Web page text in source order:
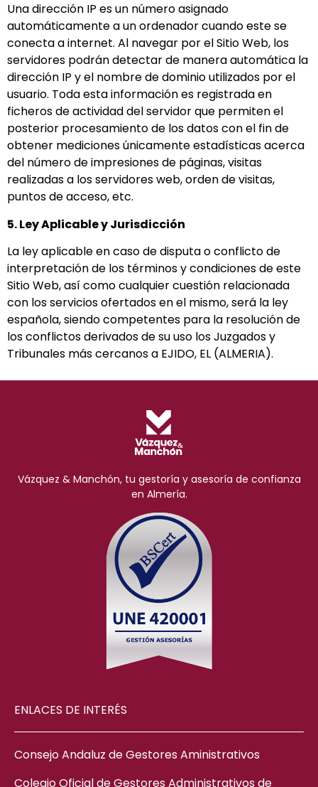
Una dirección IP es un número asignado
automáticamente a un ordenador cuando este se
conecta a internet. Al navegar por el Sitio Web, los
servidores podrán detectar de manera automática la
dirección IP y el nombre de dominio utilizados por el
usuario. Toda esta información es registrada en
ficheros de actividad del servidor que permiten el
posterior procesamiento de los datos con el fin de
obtener mediciones únicamente estadísticas acerca
del número de impresiones de páginas, visitas
realizadas a los servidores web, orden de visitas,
puntos de acceso, etc.
5. Ley Aplicable y Jurisdicción
La ley aplicable en caso de disputa o conflicto de
interpretación de los términos y condiciones de este
Sitio Web, así como cualquier cuestión relacionada
con los servicios ofertados en el mismo, será la ley
española, siendo competentes para la resolución de
los conflictos derivados de su uso los Juzgados y
Tribunales más cercanos a EJIDO, EL (ALMERIA).
Vázquez & Manchón, tu gestoría y asesoría de confianza
en Almería.
ENLACES DE INTERÉS
Consejo Andaluz de Gestores Aministrativos
Colegio Oficial de Gestores Administrativos de